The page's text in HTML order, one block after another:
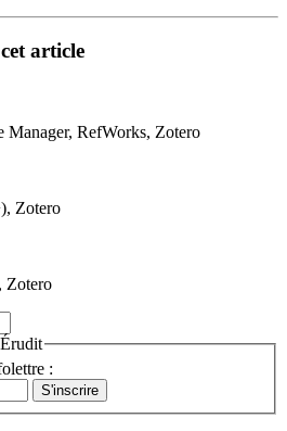
article
Manager, RefWorks, Zotero
Zotero
Zotero
: